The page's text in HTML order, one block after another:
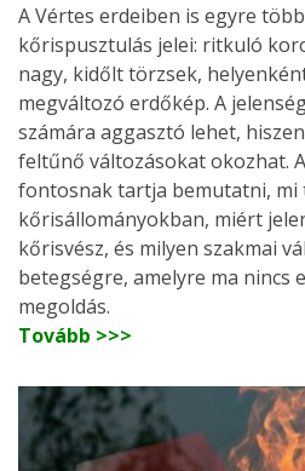
A Vértes erdeiben is egyre
kőrispusztulás jelei: ritkuló
nagy, kidőlt törzsek,
megváltozó erdőkép. A
számára aggasztó lehet,
feltűnő változásokat okozhat.
fontosnak tartja bemutatni, mi
kőrisállományokban, miért
kőrisvész, és milyen szakmai
betegségre, amelyre ma nincs
megoldás.
Tovább >>>